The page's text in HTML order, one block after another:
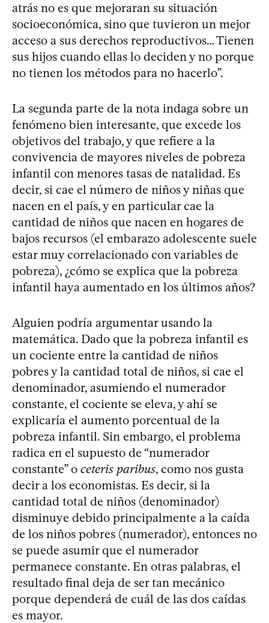
atrás no es que mejoraran su situación
socioeconómica, sino que tuvieron un mejor
acceso a sus derechos reproductivos… Tienen
sus hijos cuando ellas lo deciden y no porque
no tienen los métodos para no hacerlo”.
La segunda parte de la nota indaga sobre un
fenómeno bien interesante, que excede los
objetivos del trabajo, y que refiere a la
convivencia de mayores niveles de pobreza
infantil con menores tasas de natalidad. Es
decir, si cae el número de niños y niñas que
nacen en el país, y en particular cae la
cantidad de niños que nacen en hogares de
bajos recursos (el embarazo adolescente suele
estar muy correlacionado con variables de
pobreza), ¿cómo se explica que la pobreza
infantil haya aumentado en los últimos años?
Alguien podría argumentar usando la
matemática. Dado que la pobreza infantil es
un cociente entre la cantidad de niños
pobres y la cantidad total de niños, si cae el
denominador, asumiendo el numerador
constante, el cociente se eleva, y ahí se
explicaría el aumento porcentual de la
pobreza infantil. Sin embargo, el problema
radica en el supuesto de “numerador
constante” o ceteris paribus, como nos gusta
decir a los economistas. Es decir, si la
cantidad total de niños (denominador)
disminuye debido principalmente a la caída
de los niños pobres (numerador), entonces no
se puede asumir que el numerador
permanece constante. En otras palabras, el
resultado final deja de ser tan mecánico
porque dependerá de cuál de las dos caídas
es mayor.